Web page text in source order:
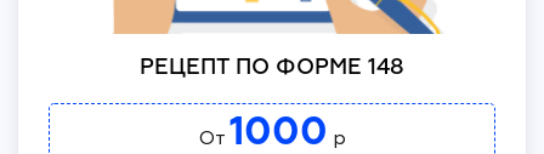
РЕЦЕПТ ПО ФОРМЕ 148
От 1000 р